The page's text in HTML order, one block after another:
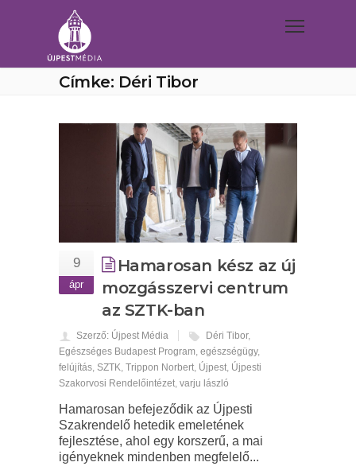
Címke: Déri Tibor
9
ápr
Hamarosan kész az új
mozgásszervi centrum
az SZTK-ban
Szerző: Újpest Média Déri Tibor,
Egészséges Budapest Program, egészségügy,
felújítás, SZTK, Trippon Norbert, Újpest, Újpesti
Szakorvosi Rendelőintézet, varju lászló
Hamarosan befejeződik az Újpesti
Szakrendelő hetedik emeletének
fejlesztése, ahol egy korszerű, a mai
igényeknek mindenben megfelelő...